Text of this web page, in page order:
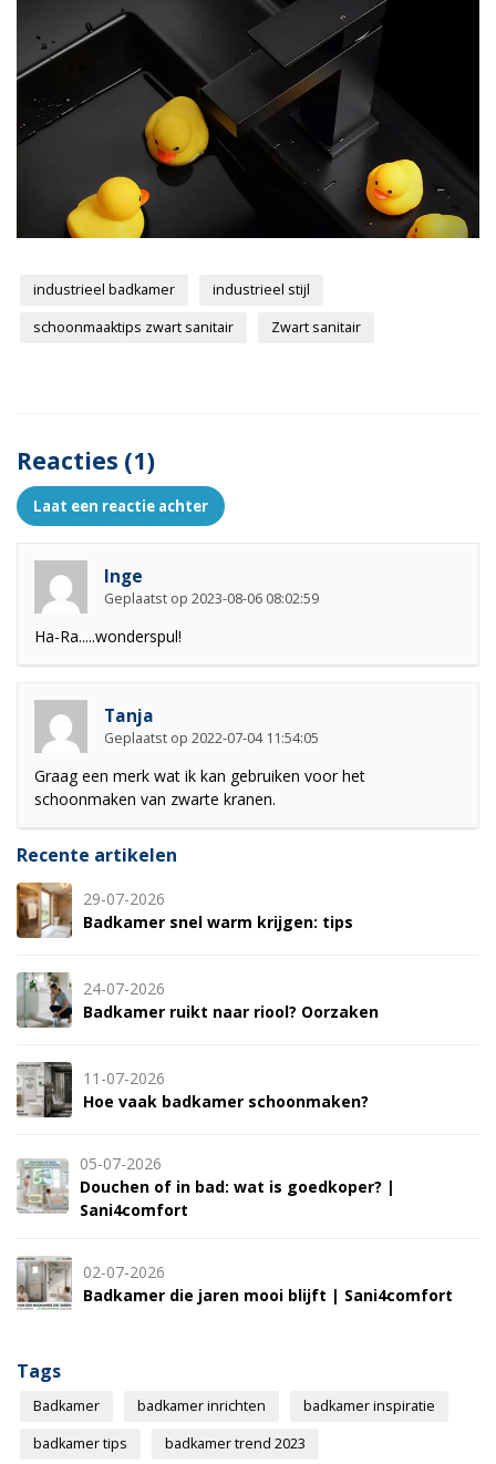
industrieel badkamer
industrieel stijl
schoonmaaktips zwart sanitair
Zwart sanitair
Reacties (1)
Laat een reactie achter
Inge
Geplaatst op 2023-08-06 08:02:59
Ha-Ra.....wonderspul!
Tanja
Geplaatst op 2022-07-04 11:54:05
Graag een merk wat ik kan gebruiken voor het
schoonmaken van zwarte kranen.
Recente artikelen
29-07-2026
Badkamer snel warm krijgen: tips
24-07-2026
Badkamer ruikt naar riool? Oorzaken
11-07-2026
Hoe vaak badkamer schoonmaken?
05-07-2026
Douchen of in bad: wat is goedkoper? |
Sani4comfort
02-07-2026
Badkamer die jaren mooi blijft | Sani4comfort
Tags
Badkamer badkamer inrichten
badkamer inspiratie
badkamer tips
badkamer trend 2023